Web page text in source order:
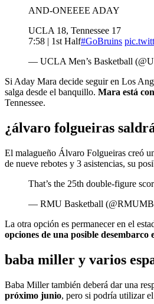
AND-ONEEEE ADAY
UCLA 18, Tennessee 17
7:58 | 1st Half#GoBruins
— UCLA Men’s Basketball
Si Aday Mara decide seguir en Los
salga desde el banquillo. Mara está
Tennessee.
¿álvaro folgueiras
El malagueño Álvaro Folgueiras creó
de nueve rebotes y 3 asistencias, su
That’s the 25th double-figure
— RMU Basketball
La otra opción es permanecer en el
opciones de una posible
baba miller y varios
Baba Miller también deberá dar una
próximo junio, pero si podría utilizar